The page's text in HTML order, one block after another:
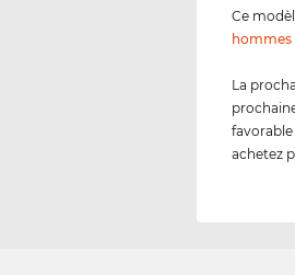
Ce
hommes
La
achetez